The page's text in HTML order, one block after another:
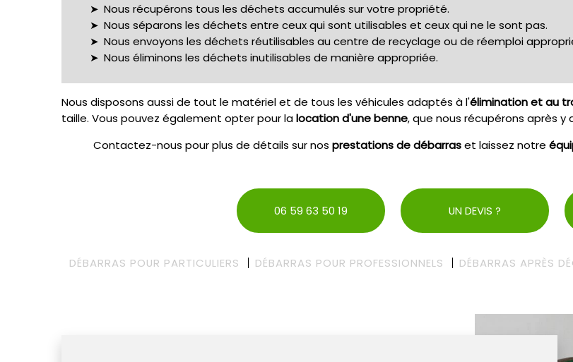
Nous récupérons tous les déchets accumulés sur votre propriété.
Nous séparons les déchets entre ceux qui sont utilisables et ceux qui ne le sont pas.
Nous envoyons les déchets réutilisables au centre de recyclage ou de réemploi
Nous éliminons les déchets inutilisables de manière appropriée.
Nous disposons aussi de tout le matériel et de tous les véhicules adaptés à l'élimination et au
taille. Vous pouvez également opter pour lalocation d'une benne, que nous récupérons après
Contactez-nous pour plus de détails sur nos prestations de débarraset laissez notre
06 59 63 50 19 UN DEVIS ?
DÉBARRAS POUR PARTICULIERS DÉBARRAS POUR PROFESSIONNELS DÉBARRAS APRÈS